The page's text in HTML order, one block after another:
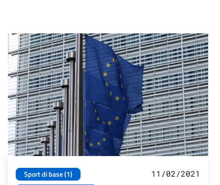
Sport di base (1)
11/02/2021